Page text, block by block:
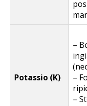
Potassio (K)
–
–
–